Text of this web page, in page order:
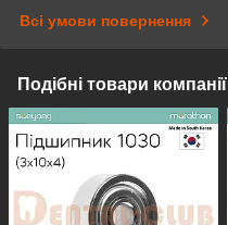
Всі умови повернення
Подібні товари компанії